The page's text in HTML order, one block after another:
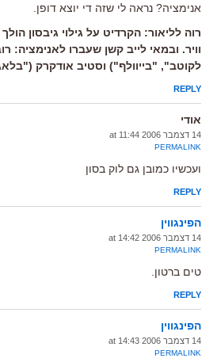
אנימציה? נראה לי שזה די יוצא דופן.
רוה לליאור: הקרדיט על גילוי גיבסון
וויר. ובמאי לייב קשן שעברו לאנימציה:
לקוטב", "בייוולף") וסטיב אודקרק
REPLY
אודי
14 דצמבר 2006 at 11:44
PERMALINK
ועכשיו כמובן גם לוק בסון
REPLY
הפינגווין
14 דצמבר 2006 at 14:42
PERMALINK
טים ברטון.
REPLY
הפינגווין
14 דצמבר 2006 at 14:43
PERMALINK